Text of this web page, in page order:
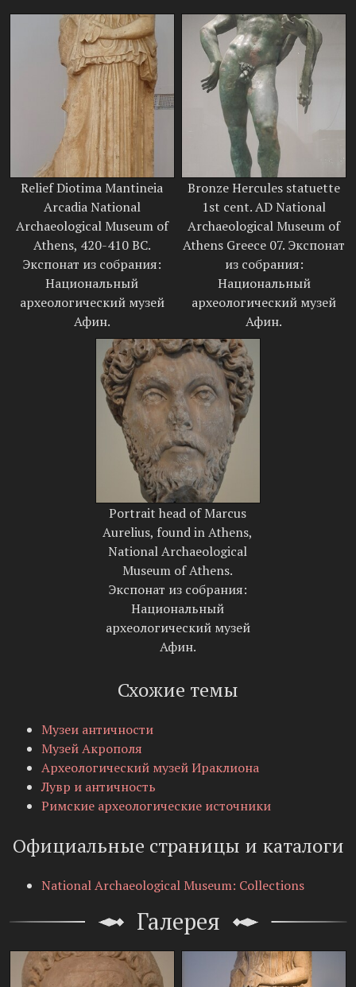
Relief Diotima Mantineia
Arcadia National
Archaeological Museum of
Athens, 420-410 BC.
Экспонат из собрания:
Национальный
археологический музей
Афин.
Bronze Hercules statuette
1st cent. AD National
Archaeological Museum of
Athens Greece 07. Экспонат
из собрания:
Национальный
археологический музей
Афин.
Portrait head of Marcus
Aurelius, found in Athens,
National Archaeological
Museum of Athens.
Экспонат из собрания:
Национальный
археологический музей
Афин.
Схожие темы
Музеи античности
Музей Акрополя
Археологический музей Ираклиона
Лувр и античность
Римские археологические источники
Официальные страницы и каталоги
National Archaeological Museum: Collections
Галерея